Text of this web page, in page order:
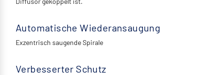
Automatische Wiederansaugung
Exzentrisch saugende Spirale
Verbesserter Schutz